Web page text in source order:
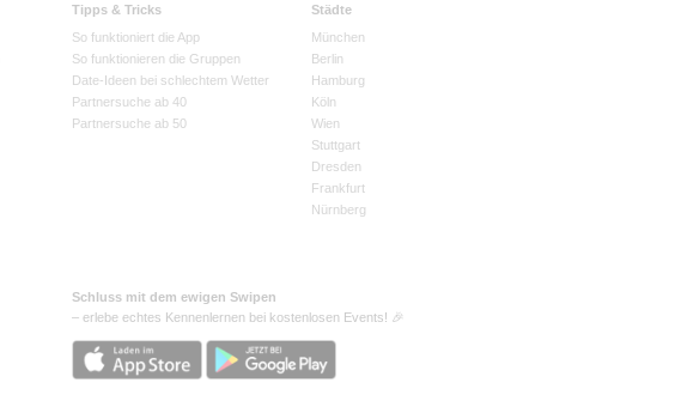
Tipps & Tricks
So funktioniert die App
So funktionieren die Gruppen
Date-Ideen bei schlechtem Wetter
Partnersuche ab 40
Partnersuche ab 50
Städte
München
Berlin
Hamburg
Köln
Wien
Stuttgart
Dresden
Frankfurt
Nürnberg
Schluss mit dem ewigen Swipen
– erlebe echtes Kennenlernen bei kostenlosen Events! 🎉